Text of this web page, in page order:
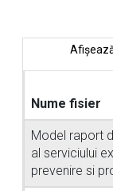
Nume fisier
Model raport
al serviciului
prevenire si